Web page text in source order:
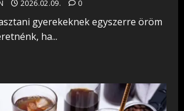
2026.02.09. 0
gyerekeknek egyszerre öröm
ha...